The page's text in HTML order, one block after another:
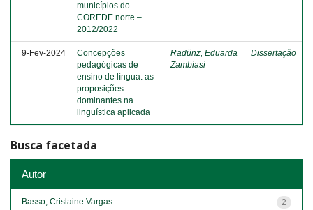
municípios do
COREDE norte –
2012/2022
9-Fev-2024
Concepções
pedagógicas de
ensino de língua: as
proposições
dominantes na
linguística aplicada
Radünz, Eduarda
Zambiasi
Dissertação
Busca facetada
Autor
2
Basso, Crislaine Vargas